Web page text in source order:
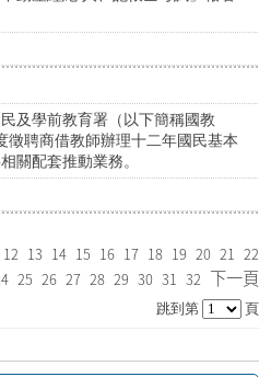
及學前教育署（以下簡稱國教
徵聘商借教師辦理十二年國民基本
關配套推動業務。
12 13 14 15 16 17 18 19 20 21 22
25 26 27 28 29 30 31 32 下一頁
跳到第 頁